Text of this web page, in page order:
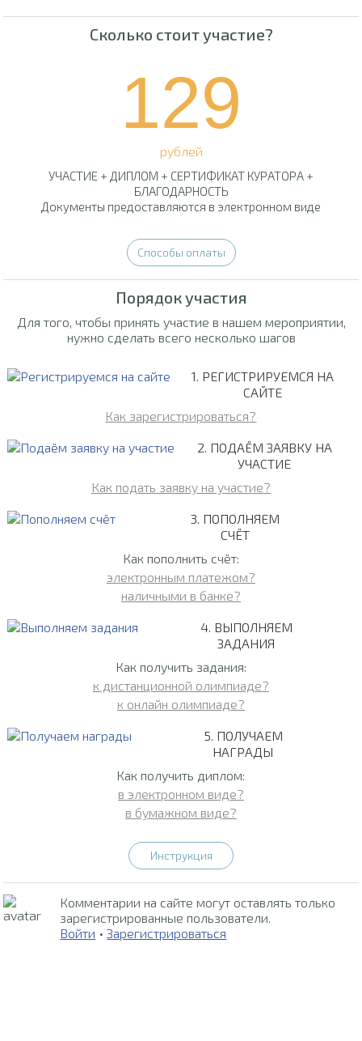
Сколько стоит участие?
129
рублей
УЧАСТИЕ + ДИПЛОМ + СЕРТИФИКАТ КУРАТОРА +
БЛАГОДАРНОСТЬ
Документы предоставляются в электронном виде
Способы оплаты
Порядок участия
Для того, чтобы принять участие в нашем мероприятии,
нужно сделать всего несколько шагов
1. РЕГИСТРИРУЕМСЯ НА
САЙТЕ
Как зарегистрироваться?
2. ПОДАЁМ ЗАЯВКУ НА
УЧАСТИЕ
Как подать заявку на участие?
3. ПОПОЛНЯЕМ
СЧЁТ
Как пополнить счёт:
электронным платежом?
наличными в банке?
4. ВЫПОЛНЯЕМ
ЗАДАНИЯ
Как получить задания:
к дистанционной олимпиаде?
к онлайн олимпиаде?
5. ПОЛУЧАЕМ
НАГРАДЫ
Как получить диплом:
в электронном виде?
в бумажном виде?
Инструкция
Комментарии на сайте могут оставлять только
зарегистрированные пользователи.
Войти •Зарегистрироваться